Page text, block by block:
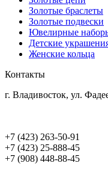
Золотые браслеты
Золотые подвески
Ювелирные
Детские
Женские кольца
Контакты
г. Владивосток, ул.
+7 (423) 263-50-91
+7 (423) 25-888-45
+7 (908) 448-88-45